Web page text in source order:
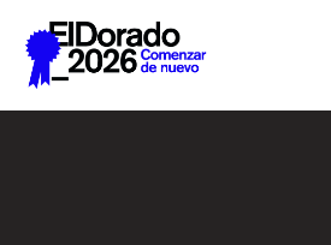
Saltar al contenido principal